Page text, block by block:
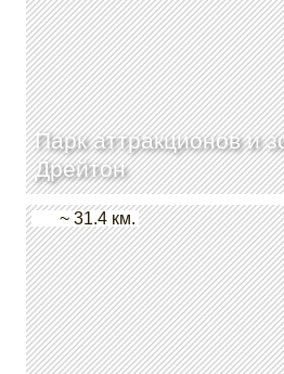
Парк аттракционов и
Дрейтон
~ 31.4 км.